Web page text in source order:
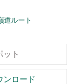
道ルート
ット
ンロード